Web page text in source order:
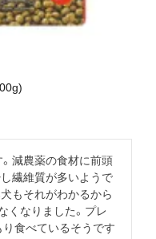
減農薬の食材に前頭
繊維質が多いようで
もそれがわかるから
くなりました。プレ
食べているそうです